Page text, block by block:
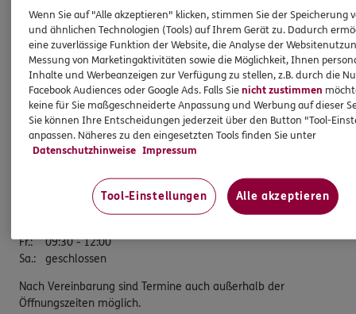
Bezirksdirektion
Helmut-Kumpf-Str. 34
57368 Lennestadt
Tel: 02723/919800
Fax: 02723/919850
Öffnungszeiten
09:30 - 12:00 und 14:30 - 17:00
09:30 - 12:00 und 14:30 - 17:00
geschlossen
Fr.:
09:30 - 12:00
Sa.: geschlossen
Nach Vereinbarung sind Termine auch außerhalb der
Öffnungszeiten möglich.
Wenn Sie auf "Alle akzeptieren" klicken, stimmen Sie der Speicherung
und ähnlichen Technologien (Tools) auf Ihrem Gerät zu. Dadurch
eine zuverlässige Funktion der Website, die Analyse der
Messung von Marketingaktivitäten sowie die Möglichkeit, Ihnen
Inhalte und Werbeanzeigen zur Verfügung zu stellen, z.B. durch die
Facebook Audiences oder Google Ads. Falls Sienicht zustimmen
keine für Sie maßgeschneiderte Anpassung und Werbung auf dieser
Sie können Ihre Entscheidungen jederzeit über den Button "Tool-
anpassen. Näheres zu den eingesetzten Tools finden Sie unter
Datenschutzhinweise Impressum
Tool-Einstellungen Alle akzeptieren